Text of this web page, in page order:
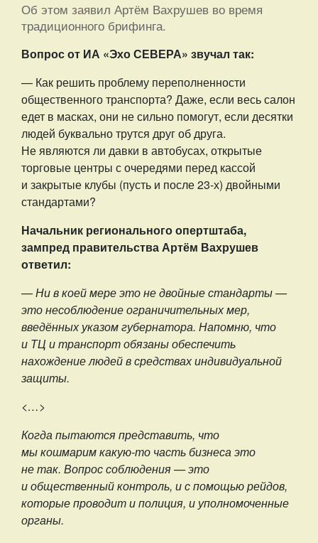
Об этом заявил Артём Вахрушев во время
традиционного брифинга.
Вопрос от ИА «Эхо СЕВЕРА» звучал так:
— Как решить проблему переполненности
общественного транспорта? Даже, если весь салон
едет в масках, они не сильно помогут, если десятки
людей буквально трутся друг об друга.
Не являются ли давки в автобусах, открытые
торговые центры с очередями перед кассой
и закрытые клубы (пусть и после 23-х) двойными
стандартами?
Начальник регионального опертштаба,
зампред правительства Артём Вахрушев
ответил:
— Ни в коей мере это не двойные стандарты —
это несоблюдение ограничительных мер,
введённых указом губернатора. Напомню, что
и ТЦ и транспорт обязаны обеспечить
нахождение людей в средствах индивидуальной
защиты.
<…>
Когда пытаются представить, что
мы кошмарим какую-то часть бизнеса это
не так. Вопрос соблюдения — это
и общественный контроль, и с помощью рейдов,
которые проводит и полиция, и уполномоченные
органы.